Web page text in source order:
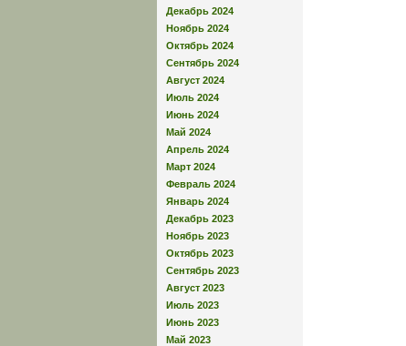
Декабрь 2024
Ноябрь 2024
Октябрь 2024
Сентябрь 2024
Август 2024
Июль 2024
Июнь 2024
Май 2024
Апрель 2024
Март 2024
Февраль 2024
Январь 2024
Декабрь 2023
Ноябрь 2023
Октябрь 2023
Сентябрь 2023
Август 2023
Июль 2023
Июнь 2023
Май 2023